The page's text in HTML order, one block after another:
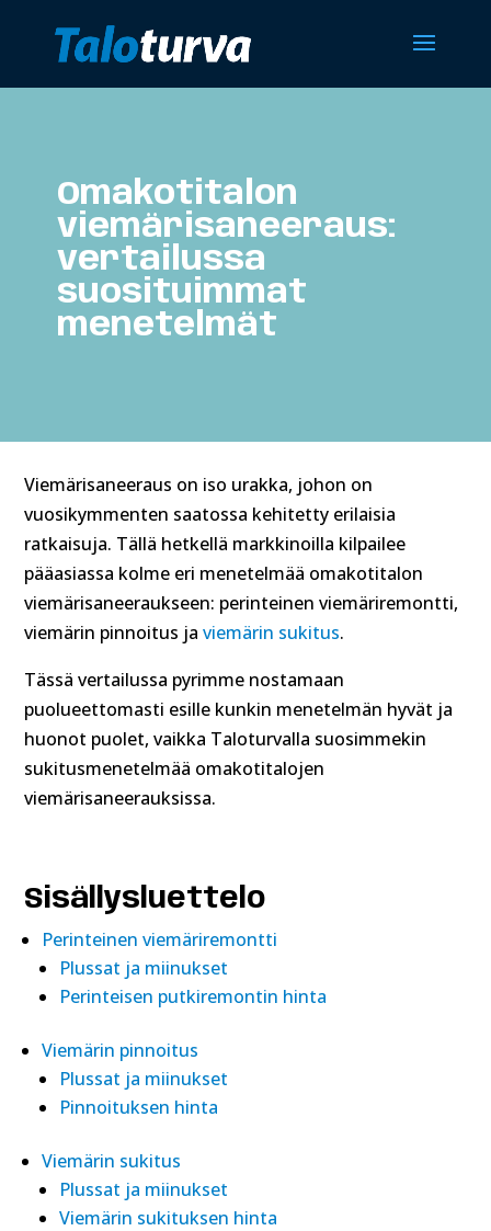
Omakotitalon
viemärisaneeraus:
vertailussa
suosituimmat
menetelmät
Viemärisaneeraus on iso urakka, johon on
vuosikymmenten saatossa kehitetty erilaisia
ratkaisuja. Tällä hetkellä markkinoilla kilpailee
pääasiassa kolme eri menetelmää omakotitalon
viemärisaneeraukseen: perinteinen viemäriremontti,
viemärin pinnoitus javiemärin sukitus.
Tässä vertailussa pyrimme nostamaan
puolueettomasti esille kunkin menetelmän hyvät ja
huonot puolet, vaikka Taloturvalla suosimmekin
sukitusmenetelmää omakotitalojen
viemärisaneerauksissa.
Sisällysluettelo
Perinteinen viemäriremontti
Plussat ja miinukset
Perinteisen putkiremontin hinta
Viemärin pinnoitus
Plussat ja miinukset
Pinnoituksen hinta
Viemärin sukitus
Plussat ja miinukset
Viemärin sukituksen hinta